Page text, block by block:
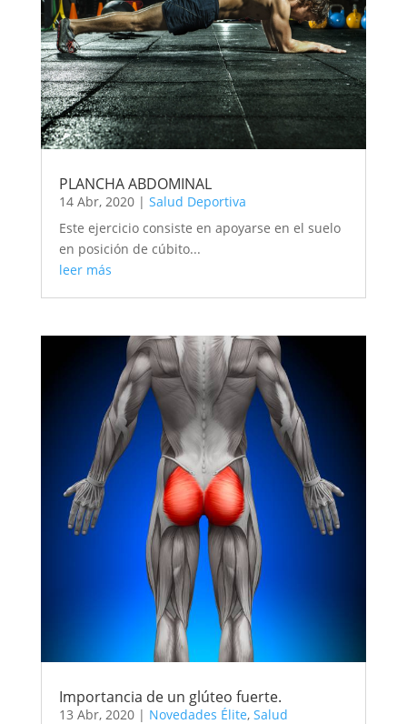
PLANCHA ABDOMINAL
14 Abr, 2020| Salud Deportiva
Este ejercicio consiste en apoyarse en el suelo
en posición de cúbito...
leer más
Importancia de un glúteo fuerte.
13 Abr, 2020| Novedades Élite, Salud